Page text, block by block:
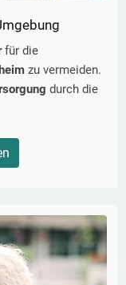
für die
zu vermeiden.
durch die